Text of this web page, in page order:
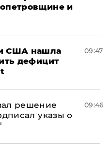
и
США нашла
дефицит
09:47
решение
указы о
09:46